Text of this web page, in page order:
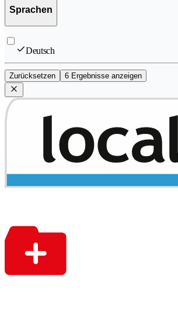
Sprachen
Deutsch
Zurücksetzen 6 Ergebnisse anzeigen